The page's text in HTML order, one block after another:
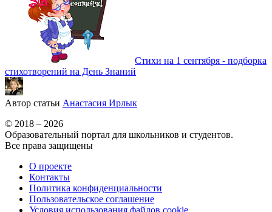
Стихи на 1 сентября - подборка
стихотворений на День Знаний
Автор статьи Анастасия Ирлык
© 2018 – 2026
Образовательный портал для школьников и студентов.
Все права защищены
О проекте
Контакты
Политика конфиденциальности
Пользовательское соглашение